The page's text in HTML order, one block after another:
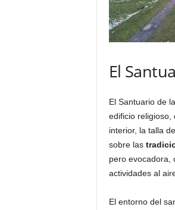
El
El Santuario de
edificio religioso,
interior, la talla
sobre las
pero evocadora,
actividades al
El entorno del